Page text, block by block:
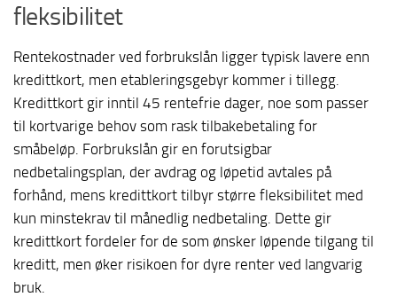
fleksibilitet
Rentekostnader ved forbrukslån ligger typisk lavere enn
kredittkort, men etableringsgebyr kommer i tillegg.
Kredittkort gir inntil 45 rentefrie dager, noe som passer
til kortvarige behov som rask tilbakebetaling for
småbeløp. Forbrukslån gir en forutsigbar
nedbetalingsplan, der avdrag og løpetid avtales på
forhånd, mens kredittkort tilbyr større fleksibilitet med
kun minstekrav til månedlig nedbetaling. Dette gir
kredittkort fordeler for de som ønsker løpende tilgang til
kreditt, men øker risikoen for dyre renter ved langvarig
bruk.